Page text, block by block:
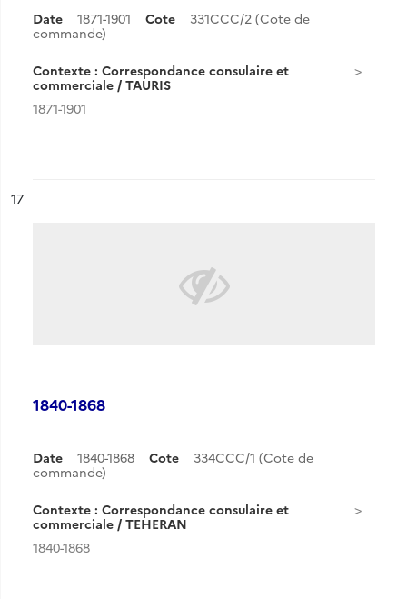
Date 1871-1901 Cote
331CCC/2 (Cote de
commande)
Contexte : Correspondance consulaire et
commerciale / TAURIS
1871-1901
n°
17
1840-1868
Date 1840-1868 Cote
334CCC/1 (Cote de
commande)
Contexte : Correspondance consulaire et
commerciale / TEHERAN
1840-1868